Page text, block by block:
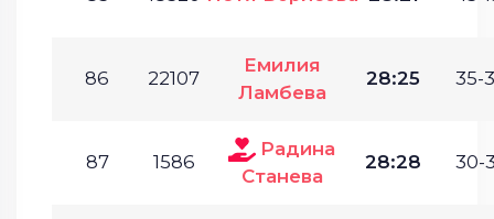
86 22107
Емилия
Ламбева
28:25 35-
87 1586
Радина
Станева
28:28 30-